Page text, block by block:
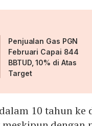
Penjualan Gas PGN
Februari Capai 844
BBTUD, 10% di Atas
Target
10 tahun ke